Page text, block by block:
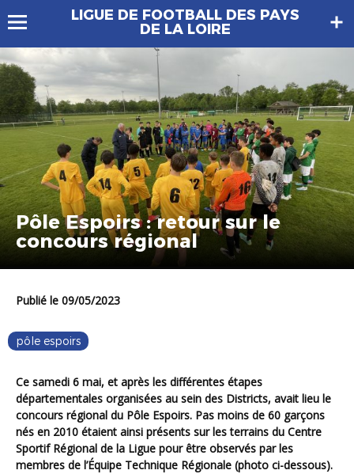
LIGUE DE FOOTBALL DES PAYS
DE LA LOIRE
Pôle Espoirs : retour sur le
concours régional
Publié le 09/05/2023
pôle espoirs
Ce samedi 6 mai, et après les différentes étapes
départementales organisées au sein des Districts, avait lieu le
concours régional du Pôle Espoirs. Pas moins de 60 garçons
nés en 2010 étaient ainsi présents sur les terrains du Centre
Sportif Régional de la Ligue pour être observés par les
membres de l’Équipe Technique Régionale (photo ci-dessous).